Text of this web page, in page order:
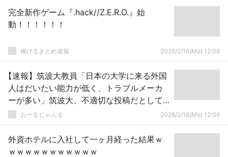
完全新作ゲーム『.hack//Z.E.R.O.』始
動！！！！！！
稼げるまとめ速報 2026/2/16(Mo) 12:08
【速報】筑波大教員「日本の大学に来る外国
人はだいたい能力が低く、トラブルメーカ
ーが多い」筑波大、不適切な投稿だとして
ホームページに謝罪
おーるじゃんる 2026/2/16(Mo) 12:06
外資ホテルに入社して一ヶ月経った結果ｗ
ｗｗｗｗｗｗｗｗｗｗｗ